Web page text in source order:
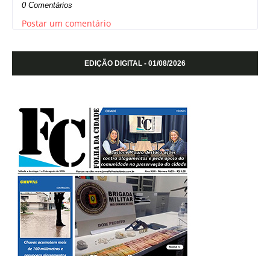
0 Comentários
Postar um comentário
EDIÇÃO DIGITAL - 01/08/2026